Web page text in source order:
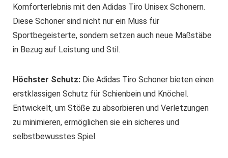
Komforterlebnis mit den Adidas Tiro Unisex Schonern.
Diese Schoner sind nicht nur ein Muss für
Sportbegeisterte, sondern setzen auch neue Maßstäbe
in Bezug auf Leistung und Stil.
Höchster Schutz:Die Adidas Tiro Schoner bieten einen
erstklassigen Schutz für Schienbein und Knöchel.
Entwickelt, um Stöße zu absorbieren und Verletzungen
zu minimieren, ermöglichen sie ein sicheres und
selbstbewusstes Spiel.